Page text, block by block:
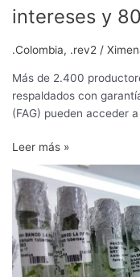
intereses y
.Colombia, .rev2 /
Más de 2.400
respaldados con
(FAG) pueden acceder
del
capital
Leer más »
Chile
inaugura
Banco
de
Germoplasma
de